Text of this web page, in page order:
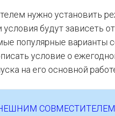
нужно установить
будут зависеть
популярные варианты
условие о
на его основной
СОВМЕСТИТЕЛЕМ